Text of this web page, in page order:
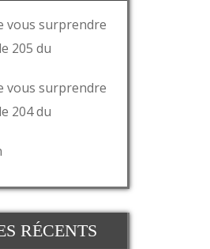
vous surprendre
205 du
vous surprendre
204 du
RÉCENTS